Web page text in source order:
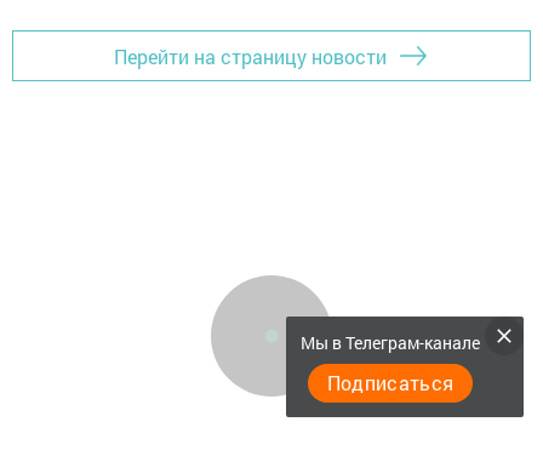
Перейти на страницу новости
Мы в Телеграм-канале
Подписаться